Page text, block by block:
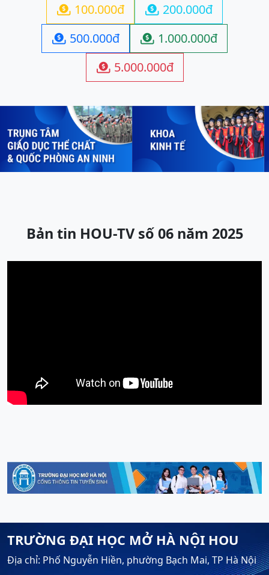
 100.000đ  200.000đ
 500.000đ  1.000.000đ
 5.000.000đ
Previous Next
Bản tin HOU-TV số 06 năm 2025
TRƯỜNG ĐẠI HỌC MỞ HÀ NỘI HOU
Địa chỉ: Phố Nguyễn Hiền, phường Bạch Mai, TP Hà Nội